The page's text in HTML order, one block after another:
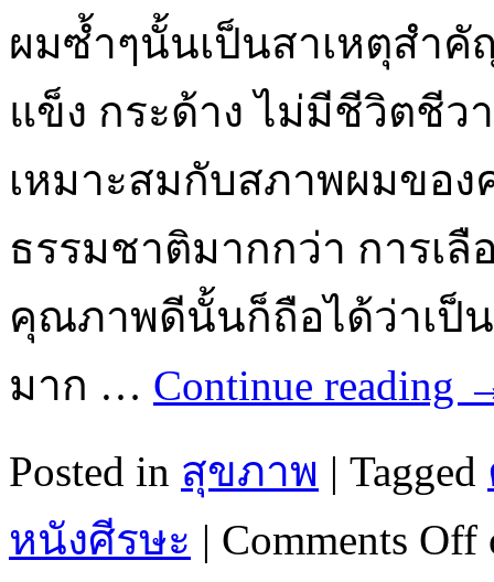
ผมซ้ำๆนั้นเป็นสาเหตุสำ
แข็ง กระด้าง ไม่มีชีวิตชี
เหมาะสมกับสภาพผมขอ
ธรรมชาติมากกว่า การเ
คุณภาพดีนั้นก็ถือได้ว่าเป็
มาก … Continue reading
Posted in สุขภาพ | Tagged
หนังศีรษะ | Comments Off